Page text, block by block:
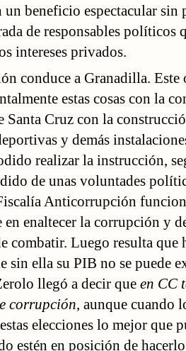
beneficio espectacular sin
de responsables políticos
intereses privados.
conduce a Granadilla. Este
estas cosas con la
Cruz con la
y demás
realizar la instrucción,
de unas voluntades
Anticorrupción
enaltecer la corrupción y
combatir. Luego resulta que
sin ella su PIB no se puede
llegó a decir que en CC
corrupción, aunque cuando
elecciones lo mejor que
estén en posición de